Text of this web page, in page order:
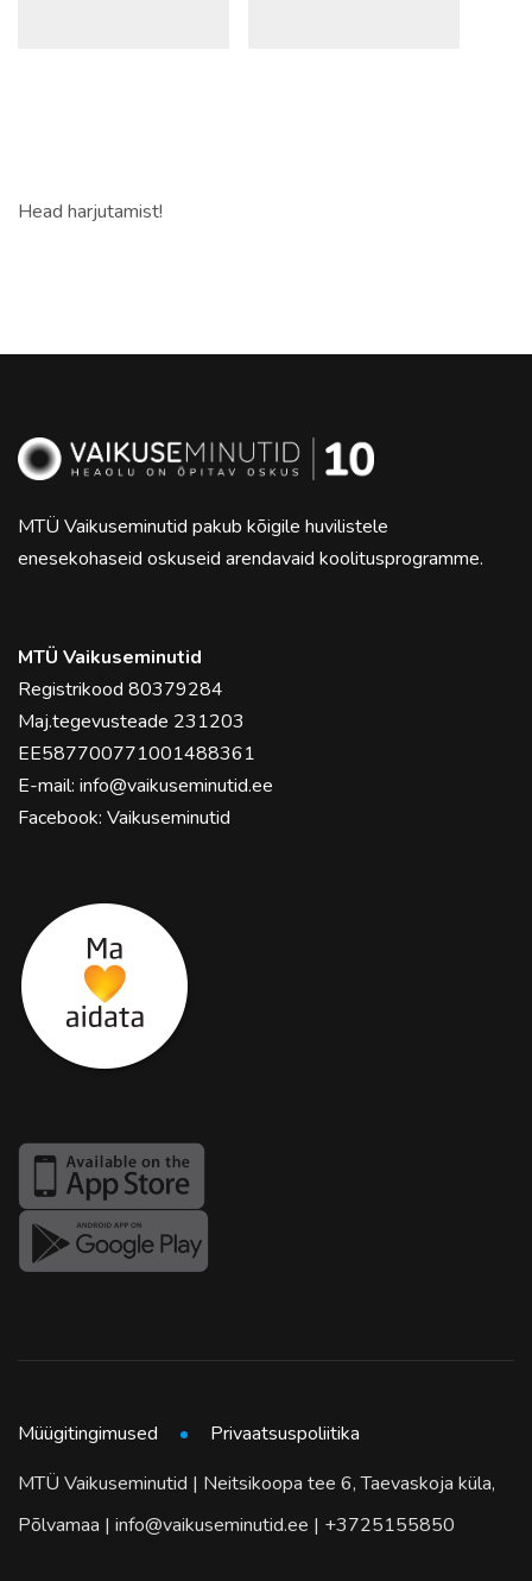
Head harjutamist!
MTÜ Vaikuseminutid pakub kõigile huvilistele
enesekohaseid oskuseid arendavaid koolitusprogramme.
MTÜ Vaikuseminutid
Registrikood 80379284
Maj.tegevusteade 231203
EE587700771001488361
E-mail: info@vaikuseminutid.ee
Facebook: Vaikuseminutid
MTÜ Vaikuseminutid | Neitsikoopa tee 6, Taevaskoja küla,
Põlvamaa | info@vaikuseminutid.ee | +3725155850
Müügitingimused Privaatsuspoliitika